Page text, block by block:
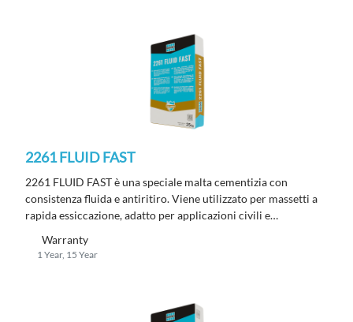
2261 FLUID FAST
2261 FLUID FAST è una speciale malta cementizia con
consistenza fluida e antiritiro. Viene utilizzato per massetti a
rapida essiccazione, adatto per applicazioni civili e
13813 CT C40 F7 A1fl.
Warranty
1 Year, 15 Year